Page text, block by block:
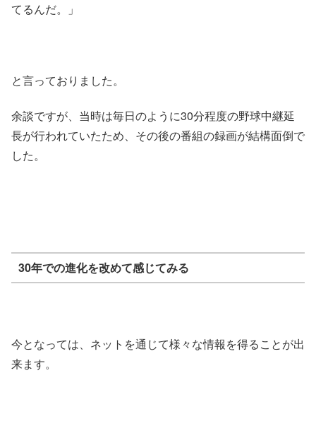
てるんだ。」
と言っておりました。
余談ですが、当時は毎日のように30分程度の野球中継延
長が行われていたため、その後の番組の録画が結構面倒で
した。
30年での進化を改めて感じてみる
今となっては、ネットを通じて様々な情報を得ることが出
来ます。